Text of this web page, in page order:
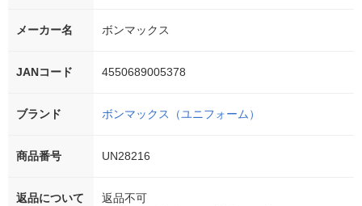
メーカー名 ボンマックス
JANコード 4550689005378
ブランド ボンマックス（ユニフォーム）
商品番号 UN28216
返品について
返品不可